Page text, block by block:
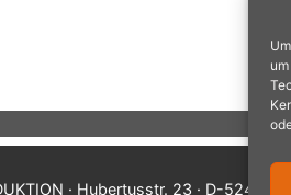
· Hubertusstr. 23 · D-52477